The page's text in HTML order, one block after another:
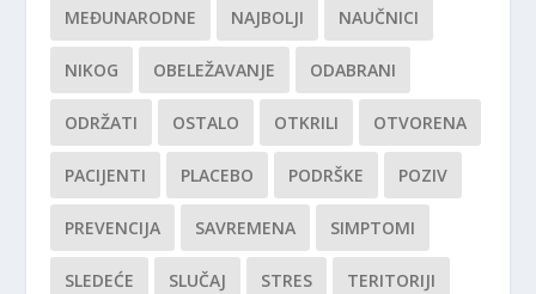
MEĐUNARODNE NAJBOLJI NAUČNICI
NIKOG OBELEŽAVANJE ODABRANI
ODRŽATI OSTALO OTKRILI OTVORENA
PACIJENTI PLACEBO PODRŠKE POZIV
PREVENCIJA SAVREMENA SIMPTOMI
SLEDEĆE SLUČAJ STRES TERITORIJI